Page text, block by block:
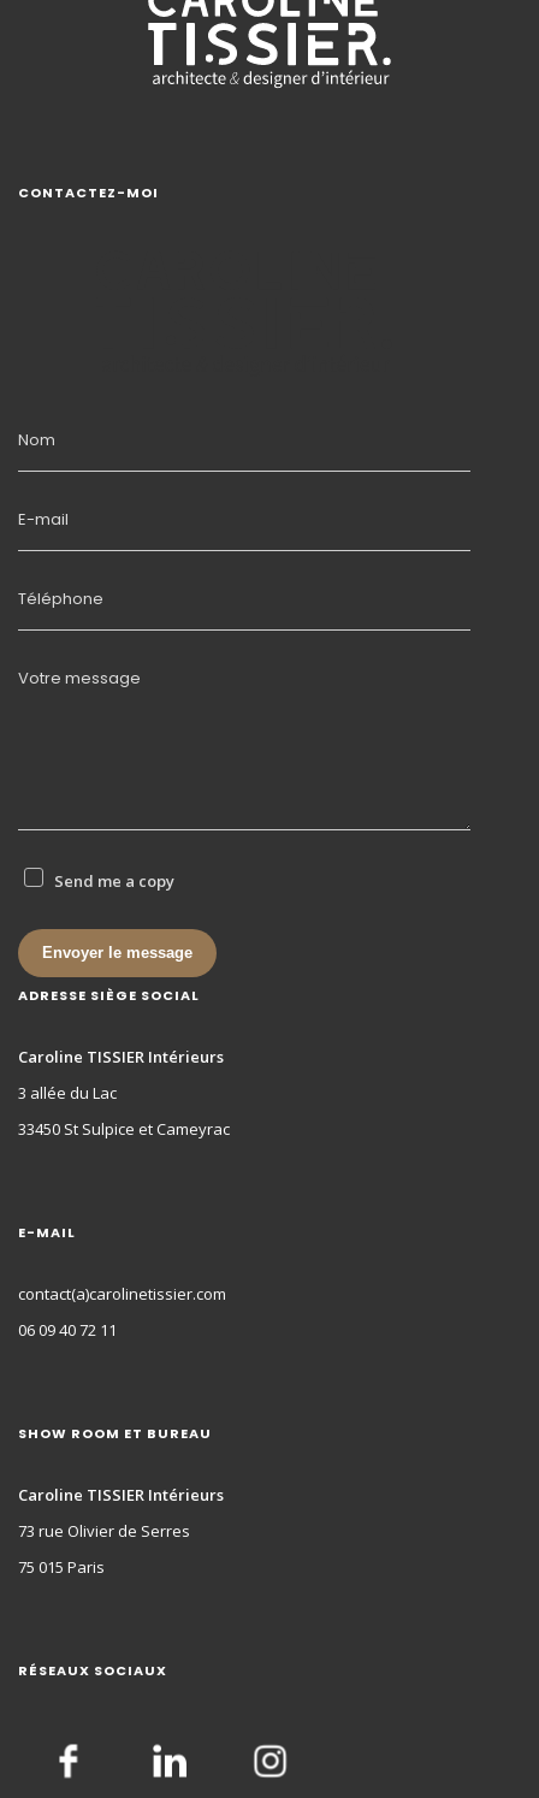
CONTACTEZ-MOI
Nom
E-mail
Téléphone
Votre message
Send me a copy
Envoyer le message
ADRESSE SIÈGE SOCIAL
Caroline TISSIER Intérieurs
3 allée du Lac
33450 St Sulpice et Cameyrac
E-MAIL
contact(a)carolinetissier.com
06 09 40 72 11
SHOW ROOM ET BUREAU
Caroline TISSIER Intérieurs
73 rue Olivier de Serres
75 015 Paris
RÉSEAUX SOCIAUX